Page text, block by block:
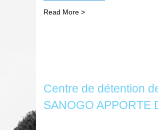
Read More >
Centre de détention
SANOGO APPORTE